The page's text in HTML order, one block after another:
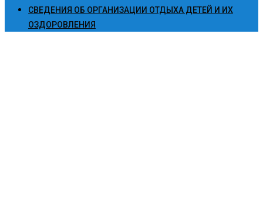
СВЕДЕНИЯ ОБ ОРГАНИЗАЦИИ ОТДЫХА ДЕТЕЙ И ИХ
ОЗДОРОВЛЕНИЯ